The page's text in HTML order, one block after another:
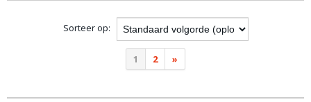
Sorteer op:
1 2 »